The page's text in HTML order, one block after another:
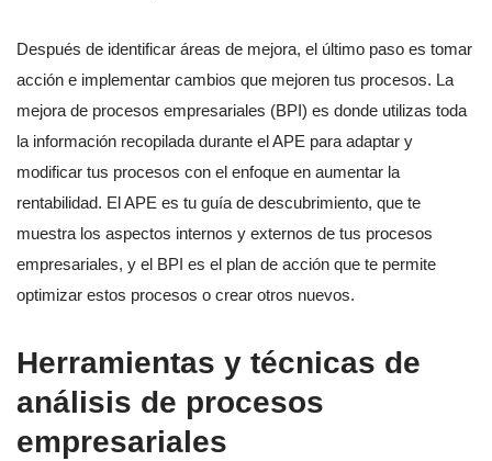
Después de identificar áreas de mejora, el último paso es tomar
acción e implementar cambios que mejoren tus procesos. La
mejora de procesos empresariales (BPI) es donde utilizas toda
la información recopilada durante el APE para adaptar y
modificar tus procesos con el enfoque en aumentar la
rentabilidad. El APE es tu guía de descubrimiento, que te
muestra los aspectos internos y externos de tus procesos
empresariales, y el BPI es el plan de acción que te permite
optimizar estos procesos o crear otros nuevos.
Herramientas y técnicas de
análisis de procesos
empresariales